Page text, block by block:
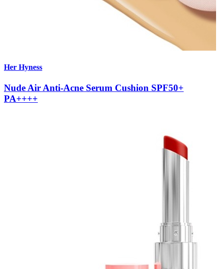
Her Hyness
Nude Air Anti-Acne Serum Cushion SPF50+
PA++++